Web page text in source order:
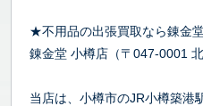
★不用品の出張買取なら錬金
錬金堂 小樽店（〒047-0001
当店は、小樽市のJR小樽築港